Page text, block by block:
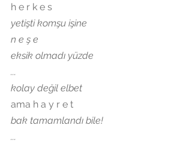
h e r k e s
yetişti komşu işine
n e ş e
eksik olmadı yüzde
...
kolay değil elbet
ama h a y r e t
bak tamamlandı bile!
...